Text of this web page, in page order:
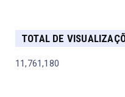
TOTAL DE
11,761,180